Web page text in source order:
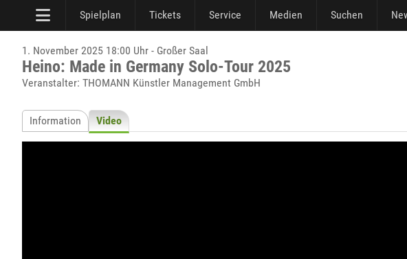
Spielplan Tickets Service Medien Suchen
1. November 2025 18:00 Uhr - Großer Saal
Heino: Made in Germany Solo-Tour 2025
Veranstalter: THOMANN Künstler Management GmbH
Information Video